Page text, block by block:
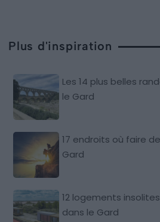
Plus d'inspiration
Les 14 plus belles
le Gard
17 endroits où faire
Gard
12 logements
dans le Gard